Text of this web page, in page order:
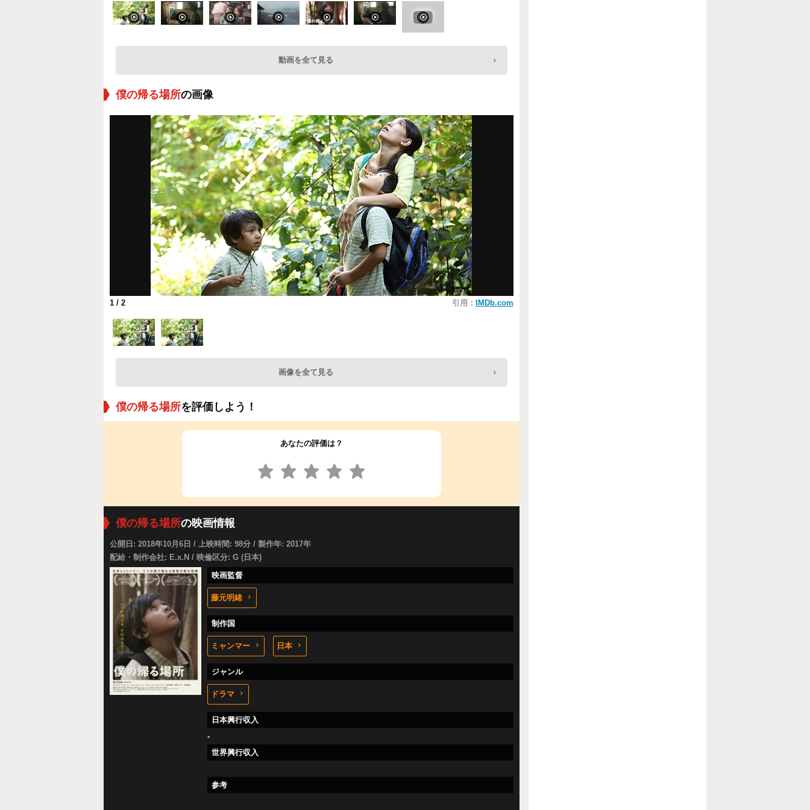
動画を全て見る
僕の帰る場所の画像
1 / 2 引用： IMDb.com
画像を全て見る
僕の帰る場所を評価しよう！
あなたの評価は？
僕の帰る場所の映画情報
公開日: 2018年10月6日 / 上映時間: 98分 / 製作年: 2017年
配給・制作会社: E.x.N / 映倫区分: G (日本)
映画監督
藤元明緒
制作国
ミャンマー 日本
ジャンル
ドラマ
日本興行収入
-
世界興行収入
参考